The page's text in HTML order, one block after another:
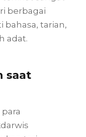
berbagai
bahasa, tarian,
adat.
saat